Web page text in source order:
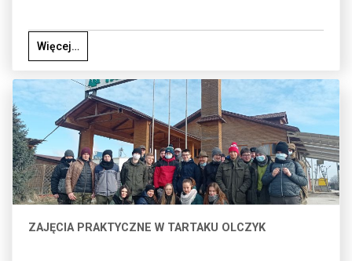
Więcej…
ZAJĘCIA PRAKTYCZNE W TARTAKU OLCZYK